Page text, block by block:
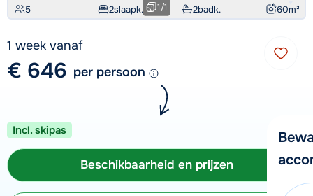
5 2slaapk. 2badk. 60m²
1/1
1 week vanaf
€ 646 per persoon
Incl. skipas
Beschikbaarheid en prijzen